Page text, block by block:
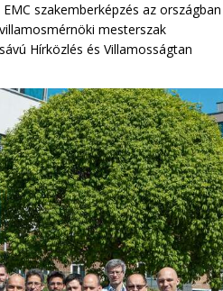
szakemberképzés az országban
mesterszak
Hírközlés és Villamosságtan